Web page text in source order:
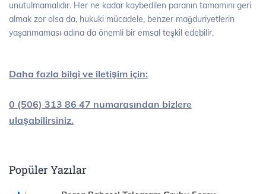
unutulmamalıdır. Her ne kadar kaybedilen paranın tamamını geri
almak zor olsa da, hukuki mücadele, benzer mağduriyetlerin
yaşanmaması adına da önemli bir emsal teşkil edebilir.
Daha fazla bilgi ve iletişim için:
0 (506) 313 86 47 numarasından bizlere
ulaşabilirsiniz.
Popüler Yazılar